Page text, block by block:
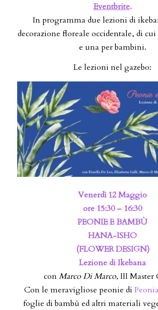
Eventbrite.
In programma due lezioni di
decorazione floreale occidentale, di
e una per bambini.
Le lezioni nel gazebo:
Venerdì 12 Maggio
ore 15:30 – 16:30
PEONIE E BAMBÙ
HANA-ISHO
(FLOWER DESIGN)
Lezione di Ikebana
conMarco Di Marco,III Master
Con le meravigliose peonie di
foglie di bambù ed altri materiali